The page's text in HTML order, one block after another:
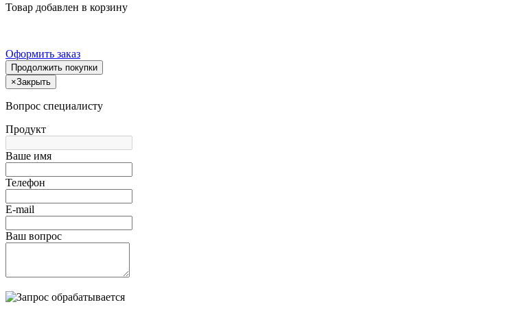
Товар добавлен в корзину
Оформить заказ
Продолжить покупки
×Закрыть
Вопрос специалисту
Продукт
Ваше имя
Телефон
E-mail
Ваш вопрос